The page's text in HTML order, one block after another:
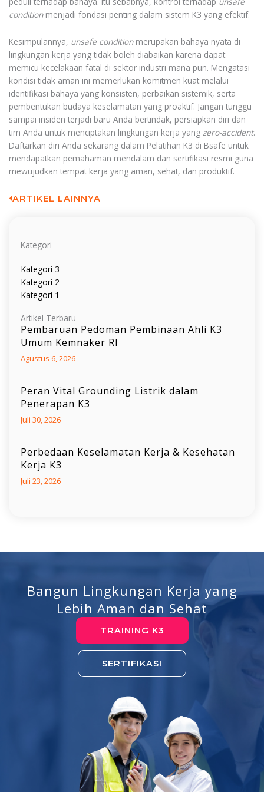
conditionmenjadi fondasi penting dalam sistem K3 yang efektif.
Kesimpulannya, unsafe conditionmerupakan bahaya nyata di
lingkungan kerja yang tidak boleh diabaikan karena dapat
memicu kecelakaan fatal di sektor industri mana pun. Mengatasi
kondisi tidak aman ini memerlukan komitmen kuat melalui
identifikasi bahaya yang konsisten, perbaikan sistemik, serta
pembentukan budaya keselamatan yang proaktif. Jangan tunggu
sampai insiden terjadi baru Anda bertindak, persiapkan diri dan
tim Anda untuk menciptakan lingkungan kerja yang zero-accident.
Daftarkan diri Anda sekarang dalam Pelatihan K3 di Bsafe untuk
mendapatkan pemahaman mendalam dan sertifikasi resmi guna
mewujudkan tempat kerja yang aman, sehat, dan produktif.
ARTIKEL LAINNYA
Kategori
Kategori 3
Kategori 2
Kategori 1
Artikel Terbaru
Pembaruan Pedoman Pembinaan Ahli K3
Umum Kemnaker RI
Agustus 6, 2026
Peran Vital Grounding Listrik dalam
Penerapan K3
Juli 30, 2026
Perbedaan Keselamatan Kerja & Kesehatan
Kerja K3
Juli 23, 2026
Bangun Lingkungan Kerja yang
Lebih Aman dan Sehat
TRAINING K3
SERTIFIKASI